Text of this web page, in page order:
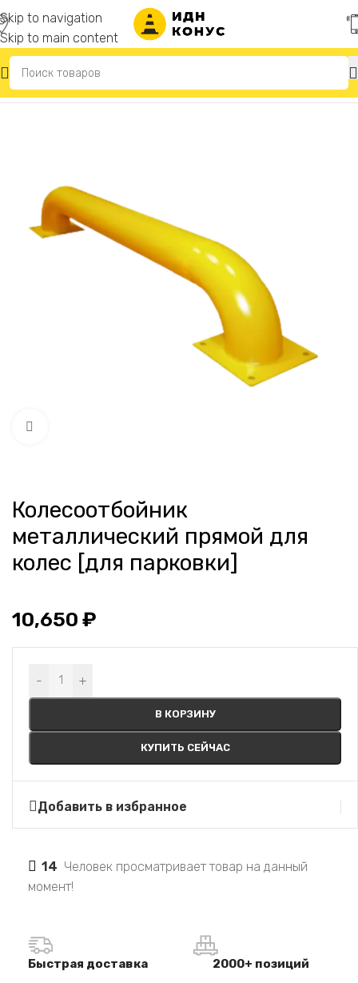
Skip to navigation
Skip to main content
Главная Колесоотбойники
Колесоотбойник
металлический прямой для
колес [для парковки]
10,650 ₽
- +
В КОРЗИНУ
КУПИТЬ СЕЙЧАС
Alternative:
Добавить в избранное
14 Человек просматривает товар на данный
момент!
Быстрая доставка 2000+ позиций